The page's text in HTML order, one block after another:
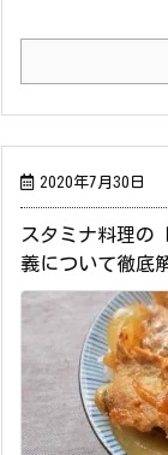
2020年7月30日
スタミナ料理の
義について徹底